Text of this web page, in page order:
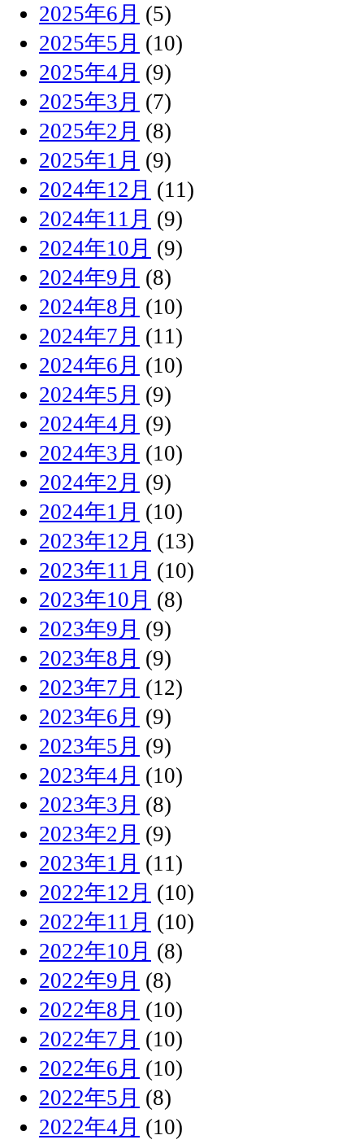
2025年6月 (5)
2025年5月 (10)
2025年4月 (9)
2025年3月 (7)
2025年2月 (8)
2025年1月 (9)
2024年12月 (11)
2024年11月 (9)
2024年10月 (9)
2024年9月 (8)
2024年8月 (10)
2024年7月 (11)
2024年6月 (10)
2024年5月 (9)
2024年4月 (9)
2024年3月 (10)
2024年2月 (9)
2024年1月 (10)
2023年12月 (13)
2023年11月 (10)
2023年10月 (8)
2023年9月 (9)
2023年8月 (9)
2023年7月 (12)
2023年6月 (9)
2023年5月 (9)
2023年4月 (10)
2023年3月 (8)
2023年2月 (9)
2023年1月 (11)
2022年12月 (10)
2022年11月 (10)
2022年10月 (8)
2022年9月 (8)
2022年8月 (10)
2022年7月 (10)
2022年6月 (10)
2022年5月 (8)
2022年4月 (10)